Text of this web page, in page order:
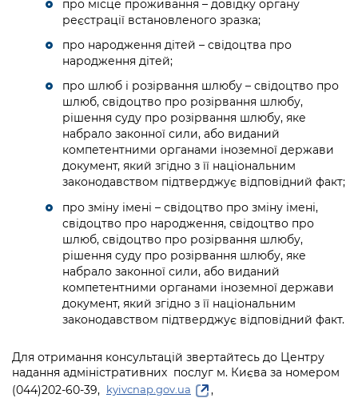
про місце проживання – довідку органу
реєстрації встановленого зразка;
про народження дітей – свідоцтва про
народження дітей;
про шлюб і розірвання шлюбу – свідоцтво про
шлюб, свідоцтво про розірвання шлюбу,
рішення суду про розірвання шлюбу, яке
набрало законної сили, або виданий
компетентними органами іноземної держави
документ, який згідно з її національним
законодавством підтверджує відповідний факт;
про зміну імені – свідоцтво про зміну імені,
свідоцтво про народження, свідоцтво про
шлюб, свідоцтво про розірвання шлюбу,
рішення суду про розірвання шлюбу, яке
набрало законної сили, або виданий
компетентними органами іноземної держави
документ, який згідно з її національним
законодавством підтверджує відповідний факт.
Для отримання консультацій звертайтесь до Центру
надання адміністративних послуг м. Києва за номером
(044)202-60-39, kyivcnap.gov.ua ,